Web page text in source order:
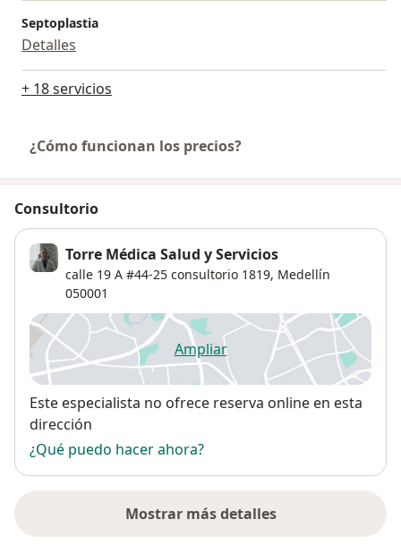
Septoplastia
Detalles
+ 18 servicios
¿Cómo funcionan los precios?
Consultorio
Torre Médica Salud y Servicios
calle 19 A #44-25 consultorio 1819, Medellín
050001
Ampliarse abre en una nueva
Disponibilidad
Este especialista no ofrece reserva online en esta
dirección
¿Qué puedo hacer ahora?
Mostrar más detalles
sobre la dirección